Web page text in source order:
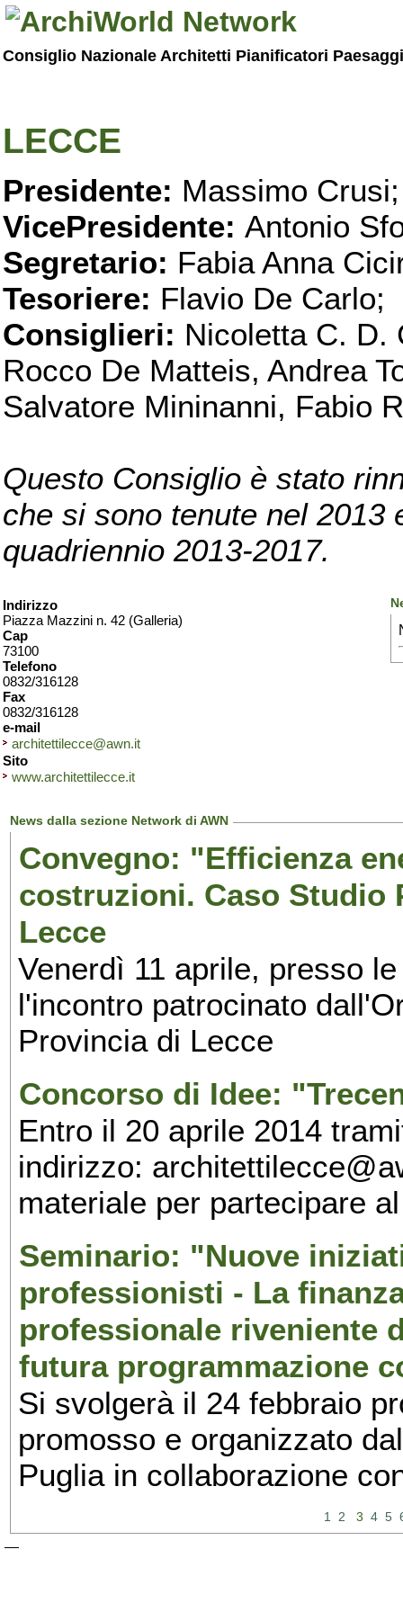
Consiglio Nazionale Architetti Pianificatori
LECCE
Presidente: Massimo Crusi;
VicePresidente: Antonio
Segretario: Fabia Anna
Tesoriere: Flavio De Carlo;
Consiglieri: Nicoletta C. D.
Rocco De Matteis, Andrea
Salvatore Mininanni, Fabio
Questo Consiglio è stato
che si sono tenute nel 2013
quadriennio 2013-2017.
Indirizzo
Piazza Mazzini n. 42 (Galleria)
Cap
73100
Telefono
0832/316128
Fax
0832/316128
e-mail
architettilecce@awn.it
Sito
www.architettilecce.it
News dalla sezione Network di AWN
Convegno: "Efficienza
costruzioni. Caso Studio
Lecce
Venerdì 11 aprile, presso
l'incontro patrocinato
Provincia di Lecce
Concorso di Idee:
Entro il 20 aprile 2014
indirizzo:
materiale per partecipare
Seminario: "Nuove
professionisti - La
professionale riveniente
futura programmazione
Si svolgerà il 24 febbraio
promosso e organizzato
Puglia in collaborazione
1 2 3 4 5